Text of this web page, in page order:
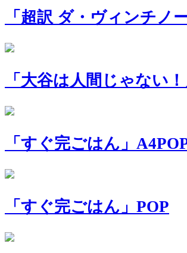
「超訳 ダ・ヴィンチ
「大谷は人間じゃない
「すぐ完ごはん」
「すぐ完ごはん」POP